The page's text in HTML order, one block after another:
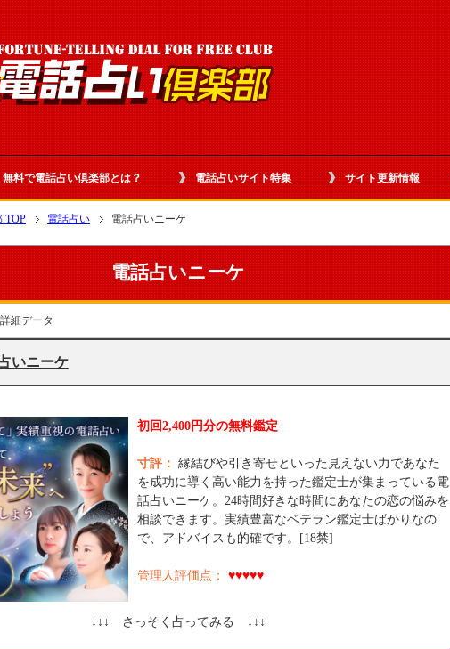
無料で電話占い倶楽部とは？ 電話占いサイト特集 サイト更新情報
TOP 電話占い 電話占いニーケ
電話占いニーケ
細データ
いニーケ
初回2,400円分の無料鑑定
寸評： 縁結びや引き寄せといった見えない力であなた
を成功に導く高い能力を持った鑑定士が集まっている電
話占いニーケ。24時間好きな時間にあなたの恋の悩みを
相談できます。実績豊富なベテラン鑑定士ばかりなの
で、アドバイスも的確です。[18禁]
管理人評価点： ♥♥♥♥♥
↓↓↓ さっそく占ってみる ↓↓↓